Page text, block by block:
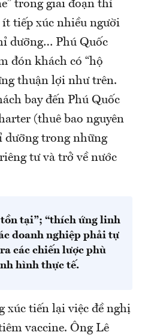
trong giai đoạn thí
tiếp xúc nhiều người
dưỡng… Phú Quốc
đón khách có “hộ
thuận lợi như trên.
bay đến Phú Quốc
(thuê bao nguyên
dưỡng trong những
tư và trở về nước
tại”; “thích ứng linh
doanh nghiệp phải tự
các chiến lược phù
hình thực tế.
xúc tiến lại việc đề nghị
vaccine. Ông Lê